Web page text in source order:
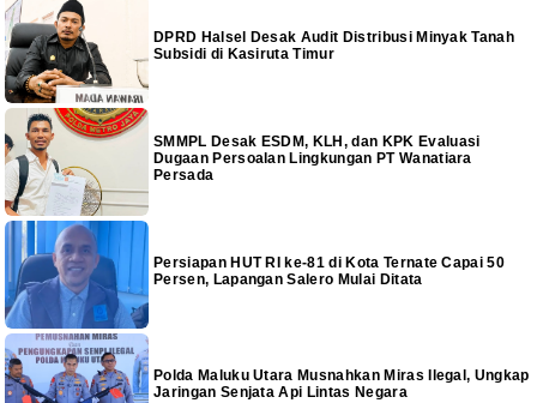
DPRD Halsel Desak Audit Distribusi Minyak Tanah
Subsidi di Kasiruta Timur
SMMPL Desak ESDM, KLH, dan KPK Evaluasi
Dugaan Persoalan Lingkungan PT Wanatiara
Persada
Persiapan HUT RI ke-81 di Kota Ternate Capai 50
Persen, Lapangan Salero Mulai Ditata
Polda Maluku Utara Musnahkan Miras Ilegal, Ungkap
Jaringan Senjata Api Lintas Negara